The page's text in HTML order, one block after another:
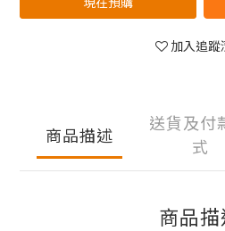
加入追蹤
商品描述
送貨及付
式
商品